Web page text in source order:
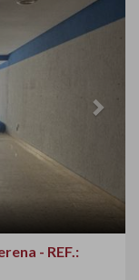
- REF.: